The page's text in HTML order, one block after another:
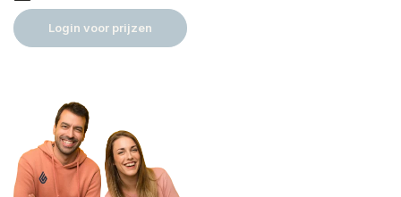
Login voor prijzen